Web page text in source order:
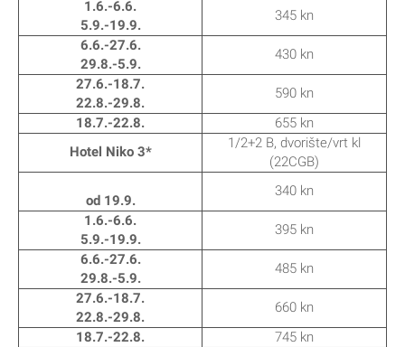
1.6.-6.6.
5.9.-19.9.
345 kn
6.6.-27.6.
29.8.-5.9.
430 kn
27.6.-18.7.
22.8.-29.8.
590 kn
18.7.-22.8.
655 kn
Hotel Niko 3*
1/2+2 B, dvorište/vrt kl
(22CGB)
od 19.9.
340 kn
1.6.-6.6.
5.9.-19.9.
395 kn
6.6.-27.6.
29.8.-5.9.
485 kn
27.6.-18.7.
22.8.-29.8.
660 kn
18.7.-22.8.
745 kn